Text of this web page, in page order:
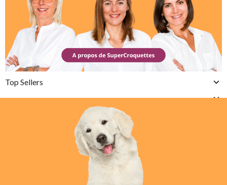
Top Sellers